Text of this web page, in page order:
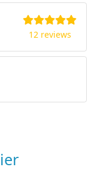
12 reviews